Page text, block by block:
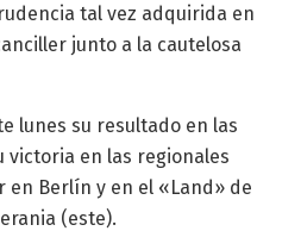
tal vez adquirida en
junto a la cautelosa
lunes su resultado en las
victoria en las regionales
en Berlín y en el «Land» de
(este).